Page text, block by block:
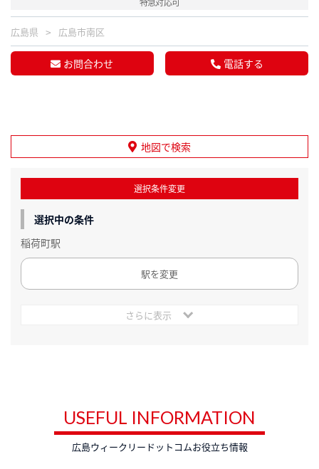
広島県 広島市南区
お問合わせ 電話する
地図で検索
選択条件変更
選択中の条件
稲荷町駅
駅を変更
さらに表示
USEFUL INFORMATION
広島ウィークリードットコムお役立ち情報